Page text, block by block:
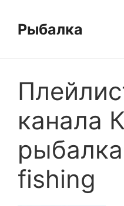
содержимому
Рыбалка
канала
fishing